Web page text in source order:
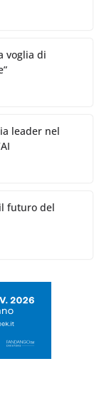
voglia di
leader nel
futuro del